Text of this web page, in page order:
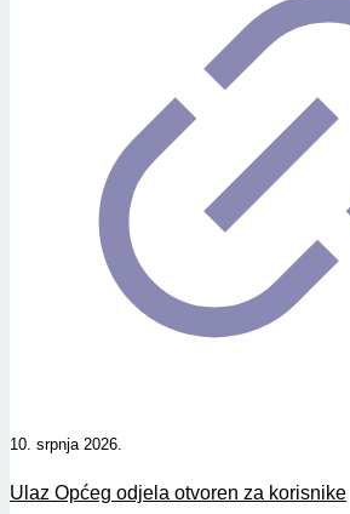
10. srpnja 2026.
Ulaz Općeg odjela otvoren za korisnike